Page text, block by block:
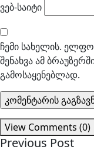
ვებ-საიტი
ჩემი სახელის.
შენახვა ამ
გამოსაყენებლად.
View Comments (0)
Previous Post